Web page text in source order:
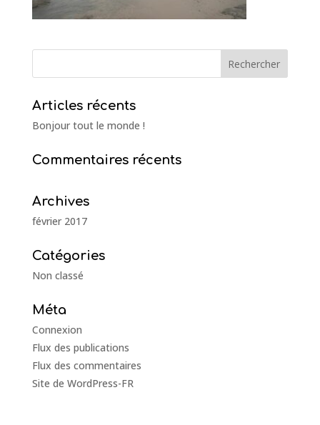
Articles récents
Bonjour tout le monde !
Commentaires récents
Archives
février 2017
Catégories
Non classé
Méta
Connexion
Flux des publications
Flux des commentaires
Site de WordPress-FR